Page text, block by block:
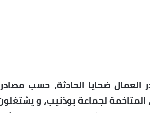
العمال ضحايا الحادثة، حسب
المتاخمة لجماعة بوذنيب، و